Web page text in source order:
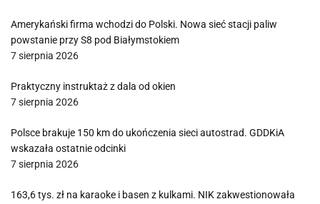
Amerykański firma wchodzi do Polski. Nowa sieć stacji paliw
powstanie przy S8 pod Białymstokiem
7 sierpnia 2026
Praktyczny instruktaż z dala od okien
7 sierpnia 2026
Polsce brakuje 150 km do ukończenia sieci autostrad. GDDKiA
wskazała ostatnie odcinki
7 sierpnia 2026
163,6 tys. zł na karaoke i basen z kulkami. NIK zakwestionowała